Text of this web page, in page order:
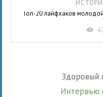
Топ-20 лайфхаков
X
Здоровый